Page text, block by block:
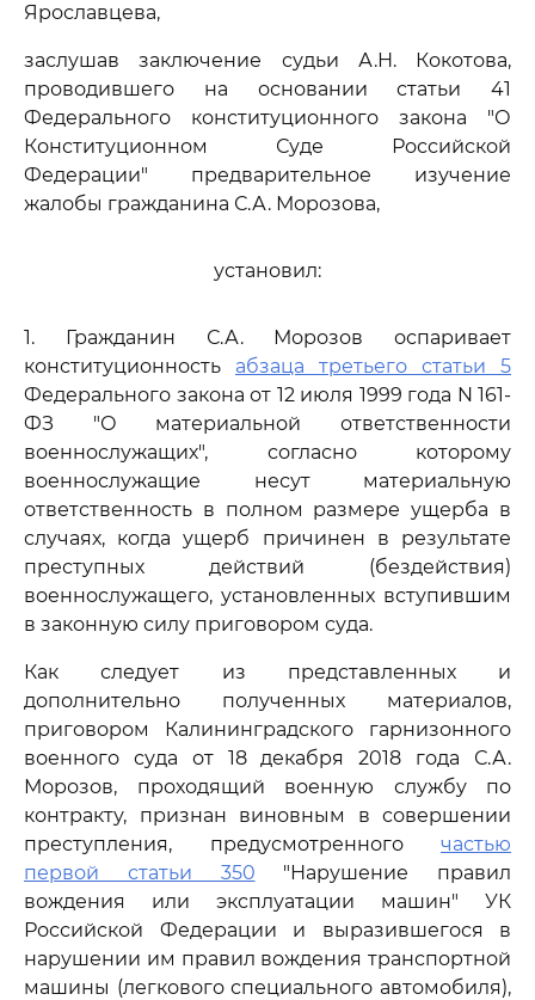
Ярославцева,
заслушав заключение судьи А.Н. Кокотова,
проводившего на основании статьи 41
Федерального конституционного закона "О
Конституционном Суде Российской
Федерации" предварительное изучение
жалобы гражданина С.А. Морозова,
установил:
1. Гражданин С.А. Морозов оспаривает
конституционность абзаца третьего статьи 5
Федерального закона от 12 июля 1999 года N 161-
ФЗ "О материальной ответственности
военнослужащих", согласно которому
военнослужащие несут материальную
ответственность в полном размере ущерба в
случаях, когда ущерб причинен в результате
преступных действий (бездействия)
военнослужащего, установленных вступившим
в законную силу приговором суда.
Как следует из представленных и
дополнительно полученных материалов,
приговором Калининградского гарнизонного
военного суда от 18 декабря 2018 года С.А.
Морозов, проходящий военную службу по
контракту, признан виновным в совершении
преступления, предусмотренного частью
первой статьи 350 "Нарушение правил
вождения или эксплуатации машин" УК
Российской Федерации и выразившегося в
нарушении им правил вождения транспортной
машины (легкового специального автомобиля),